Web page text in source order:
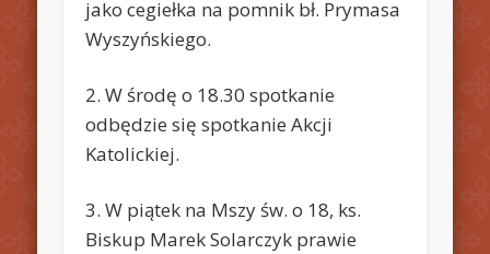
jako cegiełka na pomnik bł. Prymasa
Wyszyńskiego.
2. W środę o 18.30 spotkanie
odbędzie się spotkanie Akcji
Katolickiej.
3. W piątek na Mszy św. o 18, ks.
Biskup Marek Solarczyk prawie